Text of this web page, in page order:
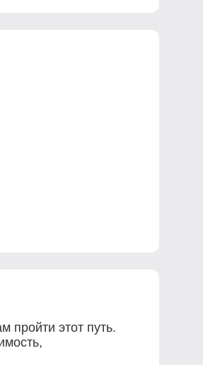
пройти этот путь.